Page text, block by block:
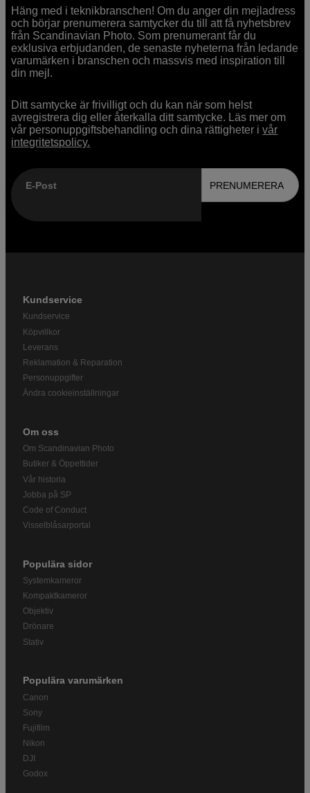
Häng med i teknikbranschen! Om du anger din mejladress
och börjar prenumerera samtycker du till att få nyhetsbrev
från Scandinavian Photo. Som prenumerant får du
exklusiva erbjudanden, de senaste nyheterna från ledande
varumärken i branschen och massvis med inspiration till
din mejl.
Ditt samtycke är frivilligt och du kan när som helst
avregistrera dig eller återkalla ditt samtycke. Läs mer om
vår personuppgiftsbehandling och dina rättigheter ivår
integritetspolicy.
E-Post PRENUMERERA
Kundservice
Kundservice
Köpvillkor
Leverans
Reklamation & Reparation
Personuppgifter
Ändra cookieinställningar
Om oss
Om Scandinavian Photo
Butiker & Öppettider
Vår historia
Jobba på SP
Code of Conduct
Visselblåsarportal
Populära sidor
Systemkameror
Kompaktkameror
Objektiv
Drönare
Stativ
Populära varumärken
Canon
Sony
Fujifilm
Nikon
DJI
Godox